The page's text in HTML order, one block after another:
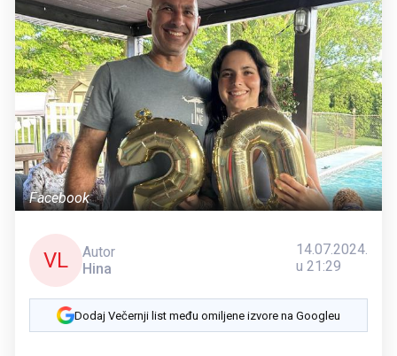
Facebook
VL
Autor
Hina
14.07.2024.
u 21:29
Dodaj Večernji list među omiljene izvore na Googleu